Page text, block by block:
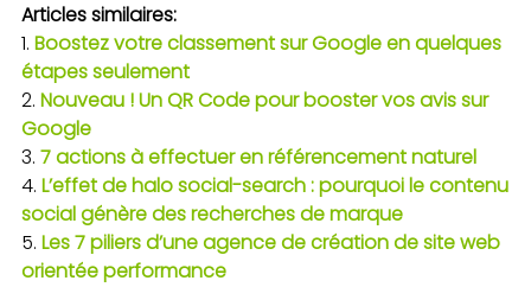
Articles similaires:
Boostez votre classement sur Google en quelques
étapes seulement
Nouveau ! Un QR Code pour booster vos avis sur
Google
7 actions à effectuer en référencement naturel
L’effet de halo social-search : pourquoi le contenu
social génère des recherches de marque
Les 7 piliers d’une agence de création de site web
orientée performance